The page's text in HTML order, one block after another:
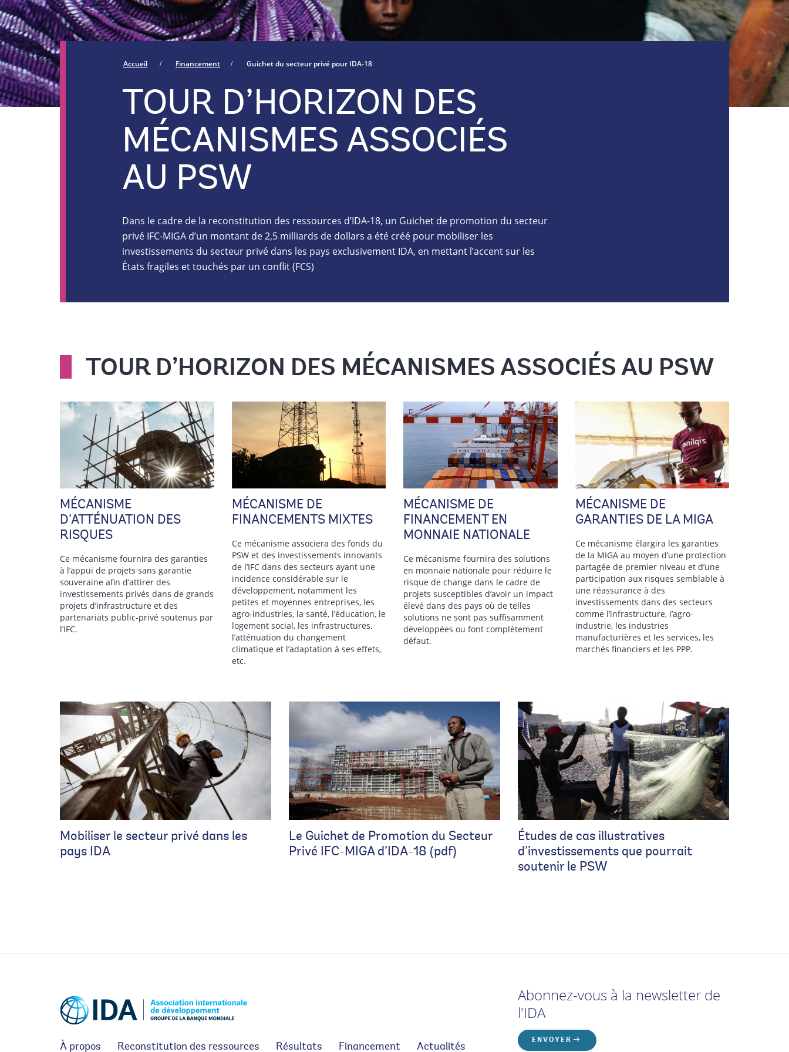
Accueil Financement Guichet du secteur privé pour IDA-18
TOUR D’HORIZON DES
MÉCANISMES ASSOCIÉS
AU PSW
Dans le cadre de la reconstitution des ressources d’IDA-18, un Guichet de promotion du secteur
privé IFC-MIGA d’un montant de 2,5 milliards de dollars a été créé pour mobiliser les
investissements du secteur privé dans les pays exclusivement IDA, en mettant l’accent sur les
États fragiles et touchés par un conflit (FCS)
TOUR D’HORIZON DES MÉCANISMES ASSOCIÉS AU PSW
MÉCANISME
D’ATTÉNUATION DES
RISQUES
Ce mécanisme fournira des garanties
à l’appui de projets sans garantie
souveraine afin d’attirer des
investissements privés dans de grands
projets d’infrastructure et des
partenariats public-privé soutenus par
l’IFC.
MÉCANISME D’ATTÉNUATION DES RISQUES
MÉCANISME DE
FINANCEMENTS MIXTES
Ce mécanisme associera des fonds du
PSW et des investissements innovants
de l’IFC dans des secteurs ayant une
incidence considérable sur le
développement, notamment les
petites et moyennes entreprises, les
agro-industries, la santé, l’éducation, le
logement social, les infrastructures,
l’atténuation du changement
climatique et l’adaptation à ses effets,
etc.
MÉCANISME DE FINANCEMENTS MIXTES
MÉCANISME DE
FINANCEMENT EN
MONNAIE NATIONALE
Ce mécanisme fournira des solutions
en monnaie nationale pour réduire le
risque de change dans le cadre de
projets susceptibles d’avoir un impact
élevé dans des pays où de telles
solutions ne sont pas suffisamment
développées ou font complètement
défaut.
MÉCANISME DE
GARANTIES DE LA MIGA
Ce mécanisme élargira les garanties
de la MIGA au moyen d’une protection
partagée de premier niveau et d’une
participation aux risques semblable à
une réassurance à des
investissements dans des secteurs
comme l’infrastructure, l’agro-
industrie, les industries
manufacturières et les services, les
marchés financiers et les PPP.
Mobiliser le secteur privé dans les
pays IDA
Mobiliser le secteur privé dans les pays IDA
Le Guichet de Promotion du Secteur
Privé IFC-MIGA d’IDA-18 (pdf)
Le Guichet de
Études de cas illustratives
d’investissements que pourrait
soutenir le PSW
À propos Reconstitution des ressources Résultats Financement Actualités
Abonnez-vous à la newsletter de
l'IDA
ENVOYER